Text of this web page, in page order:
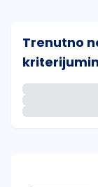
Trenutno